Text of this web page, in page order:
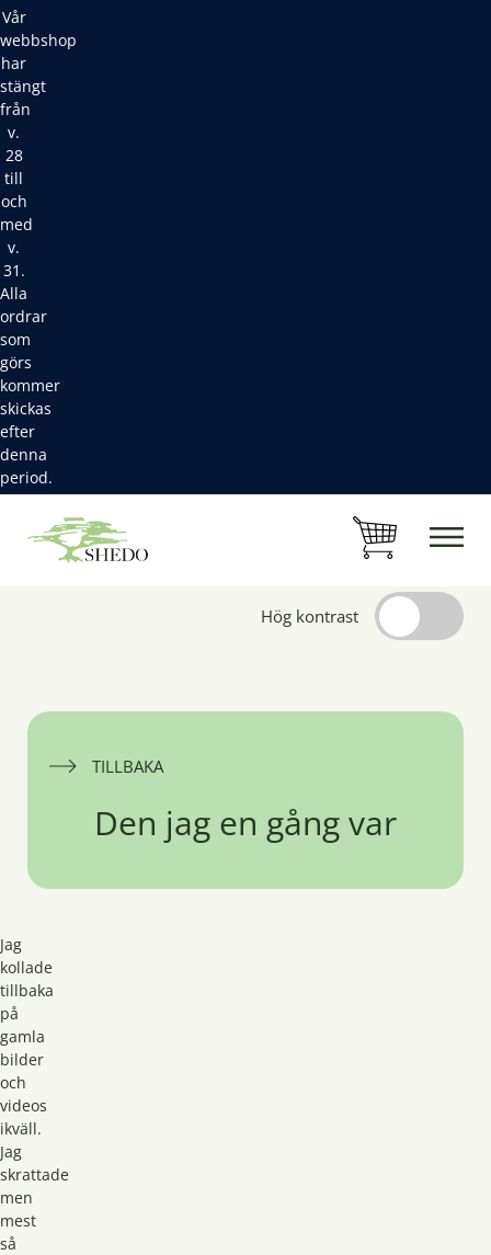
Vår
webbshop
har
stängt
från
v.
28
till
och
med
v.
31.
Alla
ordrar
som
görs
kommer
skickas
efter
denna
period.
Hög kontrast
TILLBAKA
Den jag en gång var
Jag
kollade
tillbaka
på
gamla
bilder
och
videos
ikväll.
Jag
skrattade
men
mest
så